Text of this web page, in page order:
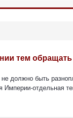
тем
должно быть
Империи-отдельная